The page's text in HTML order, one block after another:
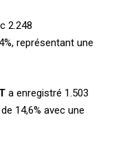
2.248
représentant une
a enregistré 1.503
14,6% avec une